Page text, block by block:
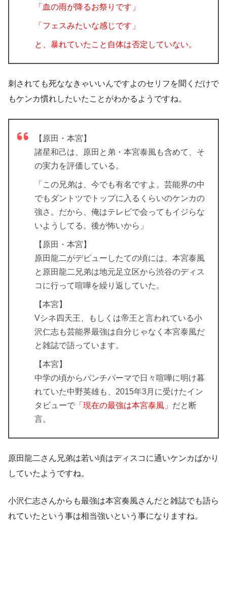
「血の雨が降るお祭りです」
「フェスみたいな感じです」
と、暴れていたこと自体は否定していない。
刺されても死ななきゃいいんですよのセリフを聞くだけで
もケンカ慣れしたいたことがわかるようですね。
【原田・本宮】
諸星和己は、原田と弟・本宮泰風も含めて、そ
の実力を評価している。
「この兄弟は、今でも有名ですよ。芸能界の中
でもダントツでトップに入るくらいのケンカの
強さ。だから、俺はテレビで会ってもイジらな
いようしてる。後が怖いから」
【原田・本宮】
原田龍二がデビューしたての頃には、本宮泰風
と原田龍二兄弟は地元足立区から渋谷のディス
コに行って喧嘩を繰り返していた。
【本宮】
Vシネ四天王、もしくは帝王と言われている小
沢仁志も芸能界最強は自分じゃなく本宮泰風だ
と雑誌で語っています。
【本宮】
中学の頃からパンチパーマで日々喧嘩に明け暮
れていた中野英雄も、2015年3月に受けたイン
タビューで 「現在の最強は本宮泰風」 だと断
言。
原田龍二さん兄弟は若い頃はディスコに通いケンカばかり
していたようですね。
小沢仁志さんからも最強は本宮奏風さんだと雑誌でも語ら
れていたという事は相当強いという事になりますね。